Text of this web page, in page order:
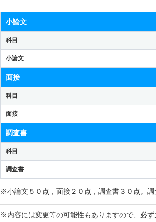
小論文
科目
小論文
面接
科目
面接
調査書
科目
調査書
※小論文５０点，面接２０点，調査書３０点。調
※内容には変更等の可能性もありますので、必